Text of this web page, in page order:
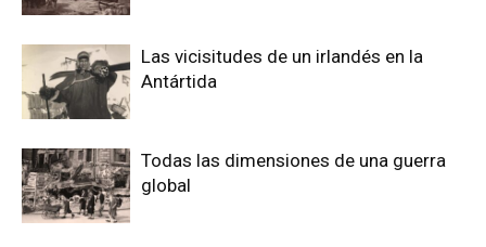
Las vicisitudes de un irlandés en la
Antártida
Todas las dimensiones de una guerra
global